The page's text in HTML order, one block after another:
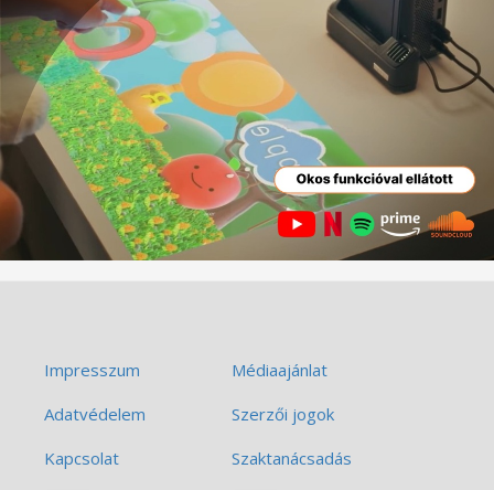
Impresszum
Médiaajánlat
Adatvédelem
Szerzői jogok
Kapcsolat
Szaktanácsadás